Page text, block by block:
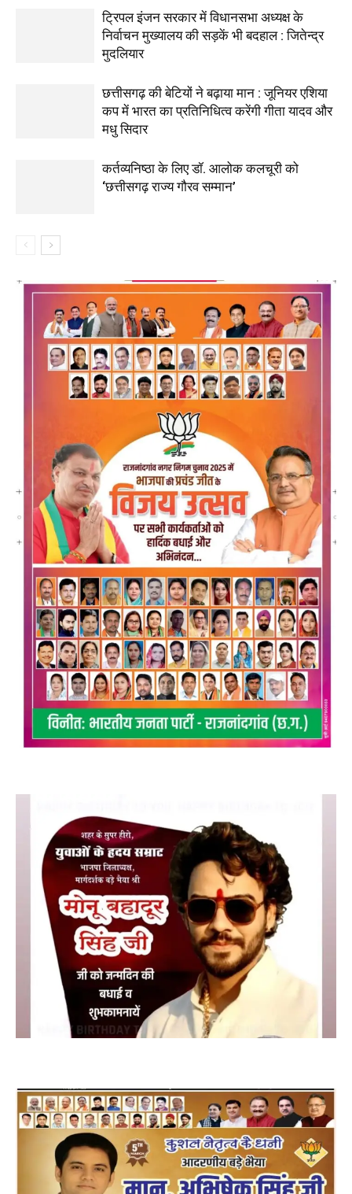
ट्रिपल इंजन सरकार में विधानसभा अध्यक्ष के
निर्वाचन मुख्यालय की सड़कें भी बदहाल : जितेन्द्र
मुदलियार
छत्तीसगढ़ की बेटियों ने बढ़ाया मान : जूनियर एशिया
कप में भारत का प्रतिनिधित्व करेंगी गीता यादव और
मधु सिदार
कर्तव्यनिष्ठा के लिए डॉ. आलोक कलचूरी को
‘छत्तीसगढ़ राज्य गौरव सम्मान’